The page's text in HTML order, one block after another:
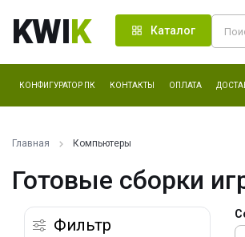
KWIK Каталог
КОНФИГУРАТОР ПК КОНТАКТЫ ОПЛАТА
Главная Компьютеры
Готовые сборки
Фильтр